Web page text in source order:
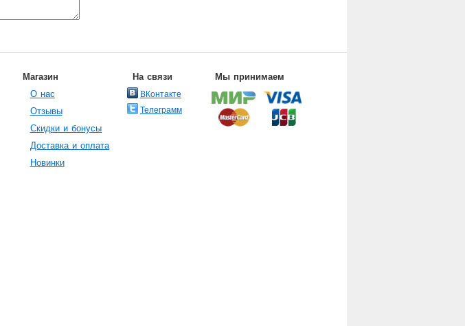
Магазин
О нас
Отзывы
Скидки и бонусы
Доставка и оплата
Новинки
На связи
ВКонтакте
Телеграмм
Мы принимаем